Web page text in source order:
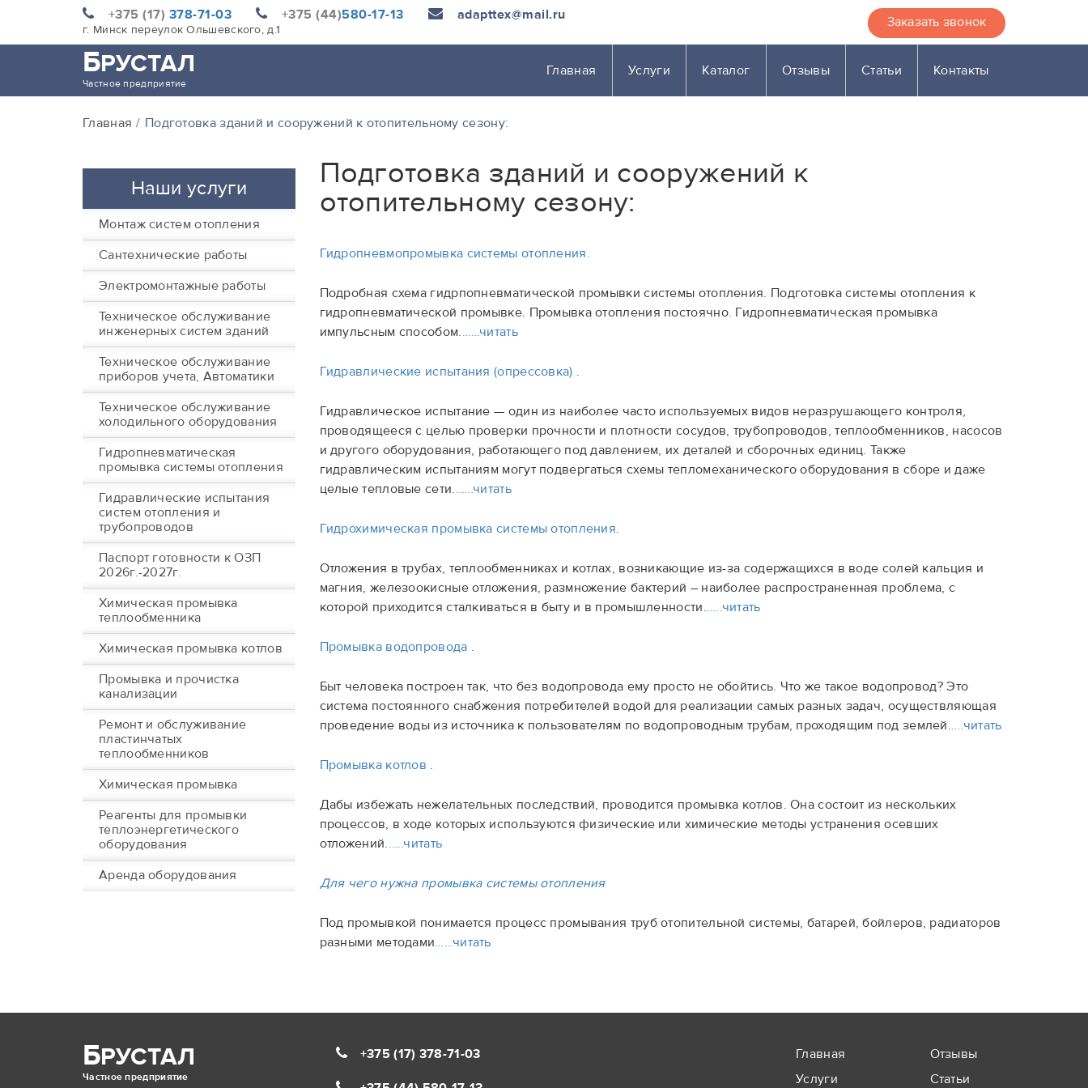
+375 (17) 378-71-03 +375 (44)580-17-13 adapttex@mail.ru
г. Минск переулок Ольшевского, д.1 Заказать звонок
БРУСТАЛ
Частное предприятие
Главная Услуги Каталог Отзывы Статьи Контакты
Главная Подготовка зданий и сооружений к отопительному сезону:
Наши услуги
Монтаж систем отопления
Сантехнические работы
Электромонтажные работы
Техническое обслуживание
инженерных систем зданий
Техническое обслуживание
приборов учета, Автоматики
Техническое обслуживание
холодильного оборудования
Гидропневматическая
промывка системы отопления
Гидравлические испытания
систем отопления и
трубопроводов
Паспорт готовности к ОЗП
2026г.-2027г.
Химическая промывка
теплообменника
Химическая промывка котлов
Промывка и прочистка
канализации
Ремонт и обслуживание
пластинчатых
теплообменников
Химическая промывка
Реагенты для промывки
теплоэнергетического
оборудования
Аренда оборудования
Подготовка зданий и сооружений к
отопительному сезону:
Гидропневмопромывка системы отопления.
Подробная схема гидрпопневматической промывки системы отопления. Подготовка системы отопления к
гидропневматической промывке. Промывка отопления постоячно. Гидропневматическая промывка
импульсным способом.……читать
Гидравлические испытания (опрессовка) .
Гидравлическое испытание — один из наиболее часто используемых видов неразрушающего контроля,
проводящееся с целью проверки прочности и плотности сосудов, трубопроводов, теплообменников, насосов
и другого оборудования, работающего под давлением, их деталей и сборочных единиц. Также
гидравлическим испытаниям могут подвергаться схемы тепломеханического оборудования в сборе и даже
целые тепловые сети.……читать
Гидрохимическая промывка системы отопления.
Отложения в трубах, теплообменниках и котлах, возникающие из-за содержащихся в воде солей кальция и
магния, железоокисные отложения, размножение бактерий – наиболее распространенная проблема, с
которой приходится сталкиваться в быту и в промышленности.…..читать
Промывка водопровода .
Быт человека построен так, что без водопровода ему просто не обойтись. Что же такое водопровод? Это
система постоянного снабжения потребителей водой для реализации самых разных задач, осуществляющая
проведение воды из источника к пользователям по водопроводным трубам, проходящим под землей.….читать
Промывка котлов .
Дабы избежать нежелательных последствий, проводится промывка котлов. Она состоит из нескольких
процессов, в ходе которых используются физические или химические методы устранения осевших
отложений.…..читать
Для чего нужна промывка системы отопления
Под промывкой понимается процесс промывания труб отопительной системы, батарей, бойлеров, радиаторов
разными методами……читать
БРУСТАЛ
Частное предприятие
+375 (17) 378-71-03
Главная
Услуги
Отзывы
Статьи